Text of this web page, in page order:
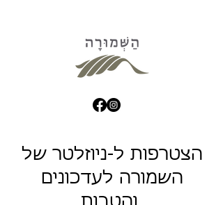
הצטרפות ל-ניוזלטר של
השמורה לעדכונים